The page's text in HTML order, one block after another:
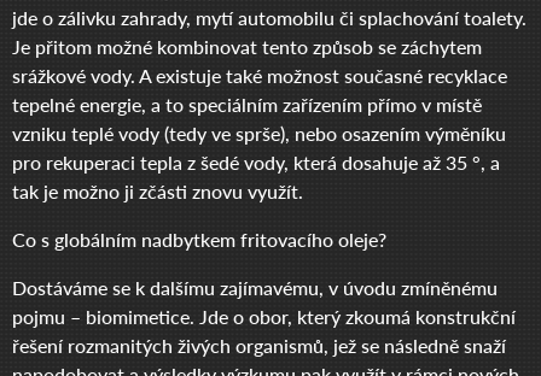
jde o zálivku zahrady, mytí automobilu či splachování toalety.
Je přitom možné kombinovat tento způsob se záchytem
srážkové vody. A existuje také možnost současné recyklace
tepelné energie, a to speciálním zařízením přímo v místě
vzniku teplé vody (tedy ve sprše), nebo osazením výměníku
pro rekuperaci tepla z šedé vody, která dosahuje až 35 °, a
tak je možno ji zčásti znovu využít.
Co s globálním nadbytkem fritovacího oleje?
Dostáváme se k dalšímu zajímavému, v úvodu zmíněnému
pojmu – biomimetice. Jde o obor, který zkoumá konstrukční
řešení rozmanitých živých organismů, jež se následně snaží